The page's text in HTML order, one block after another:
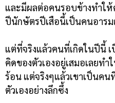
และมีผลต่อคนรอบข้างทำใ
ปีนักษัตรปีเสือนี้เป็นคนอาร
แต่ที่จริงแล้วคนที่เกิดในปีนี้
คิดของตัวเองอยู่เสมอเลยท
ร้อน แต่จริงๆแล้วเขาเป็นค
ตัวเองอย่างลึกซึ้ง